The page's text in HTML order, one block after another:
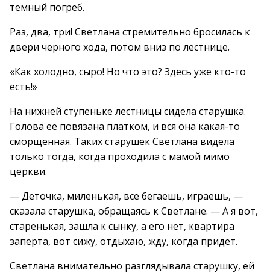
темный погреб.
Раз, два, три! Светлана стремительно бросилась к
двери черного хода, потом вниз по лестнице.
«Как холодно, сыро! Но что это? Здесь уже кто-то
есть!»
На нижней ступеньке лестницы сидела старушка.
Голова ее повязана платком, и вся она какая-то
сморщенная. Таких старушек Светлана видела
только тогда, когда проходила с мамой мимо
церкви.
— Деточка, миленькая, все бегаешь, играешь, —
сказала старушка, обращаясь к Светлане. — А я вот,
старенькая, зашла к сынку, а его нет, квартира
заперта, вот сижу, отдыхаю, жду, когда придет.
Светлана внимательно разглядывала старушку, ей